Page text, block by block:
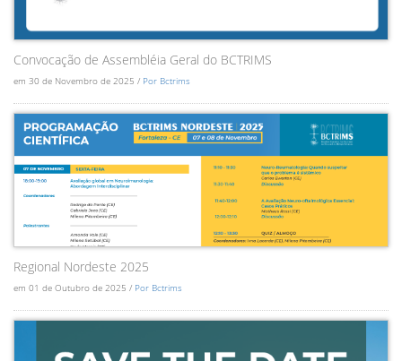
Convocação de Assembléia Geral do BCTRIMS
em 30 de Novembro de 2025 / Por Bctrims
Regional Nordeste 2025
em 01 de Outubro de 2025 / Por Bctrims